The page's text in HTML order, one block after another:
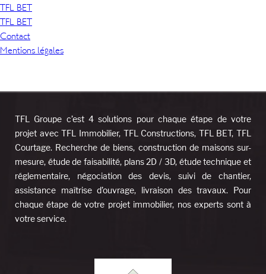
TFL BET
TFL BET
Contact
Mentions légales
TFL Groupe c’est 4 solutions pour chaque étape de votre
projet avec TFL Immobilier, TFL Constructions, TFL BET, TFL
Courtage. Recherche de biens, construction de maisons sur-
mesure, étude de faisabilité, plans 2D / 3D, étude technique et
réglementaire, négociation des devis, suivi de chantier,
assistance maîtrise d’ouvrage, livraison des travaux. Pour
chaque étape de votre projet immobilier, nos experts sont à
votre service.